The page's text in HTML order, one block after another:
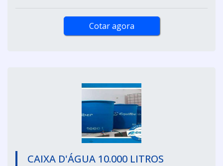
Cotar agora
CAIXA D'ÁGUA 10.000 LITROS